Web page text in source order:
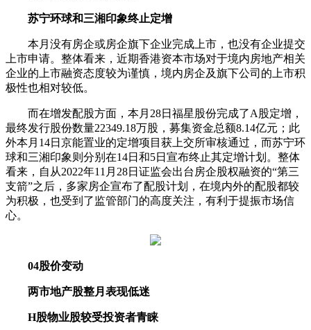
苏宁环球和三湘印象终止定增
本月没有房企或房企旗下企业完成上市，也没有企业提交
上市申请。整体看来，近期香港资本市场对于境内房地产相关
企业的上市融资态度较为谨慎，境内房企及旗下公司的上市积
极性也相对较低。
而在增发配股方面，本月28日福星股份完成了A股定增，
最终发行股份数量22349.18万股，募集资金总额8.14亿元；此
外本月14日京能置业的定增项目获上交所审核通过，而苏宁环
球和三湘印象则分别在14日和5日宣布终止其定增计划。整体
看来，自从2022年11月28日证监会出台房企股权融资的“第三
支箭”之后，多家房企宣布了配股计划，在境内外的配股都较
为积极，也受到了监管部门的高度关注，有利于提振市场信
心。
04股价变动
两市地产股整月表现低迷
H股物业股较受投资者青睐